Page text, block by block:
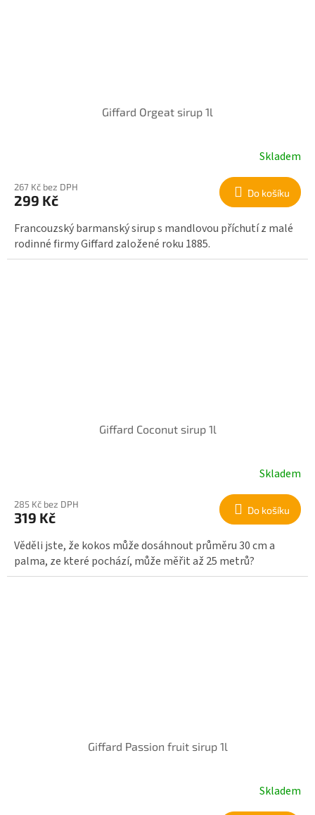
Giffard Orgeat sirup 1l
Skladem
267 Kč bez DPH
299 Kč Do košíku
Francouzský barmanský sirup s mandlovou příchutí z malé
rodinné firmy Giffard založené roku 1885.
Giffard Coconut sirup 1l
Skladem
285 Kč bez DPH
319 Kč Do košíku
Věděli jste, že kokos může dosáhnout průměru 30 cm a
palma, ze které pochází, může měřit až 25 metrů?
Giffard Passion fruit sirup 1l
Skladem